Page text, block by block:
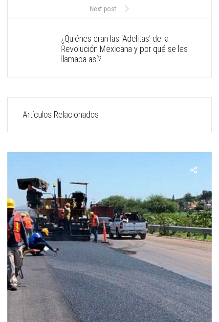
Next post
¿Quiénes eran las ‘Adelitas’ de la
Revolución Mexicana y por qué se les
llamaba así?
Artículos Relacionados